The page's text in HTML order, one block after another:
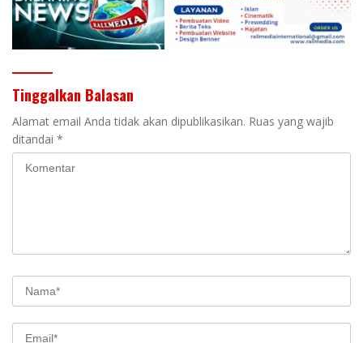
Tinggalkan Balasan
Alamat email Anda tidak akan dipublikasikan. Ruas yang wajib
ditandai *